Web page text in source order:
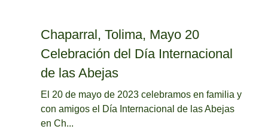
Chaparral, Tolima, Mayo 20
Celebración del Día Internacional
de las Abejas
El 20 de mayo de 2023 celebramos en familia y
con amigos el Día Internacional de las Abejas
en Ch...